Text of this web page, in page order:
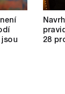
jsou
28